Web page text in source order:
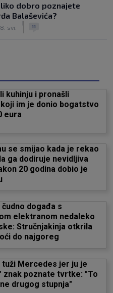
dobro poznajete
Balaševića?
svi. 11
kuhinju i pronašli
im je donio bogatstvo
eura
se smijao kada je rekao
ga dodiruje nevidljiva
20 godina dobio je
događa s
elektranom nedaleko
Stručnjakinja otkrila
do najgoreg
tuži Mercedes jer ju je
znak poznate tvrtke: "To
drugog stupnja"